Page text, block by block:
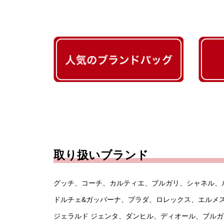
取り扱いブランド
グッチ、コーチ、カルティエ、ブルガリ、シャネル
ドルチェ&ガッバーナ、プラダ、ロレックス、エル
ジェラルド ジェンタ、ダンヒル、ディオール、ブル